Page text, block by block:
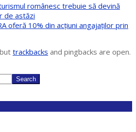
românesc trebuie să devină
de astăzi
oferă 10% din acțiuni angajaților prin
trackbacks and pingbacks are open.